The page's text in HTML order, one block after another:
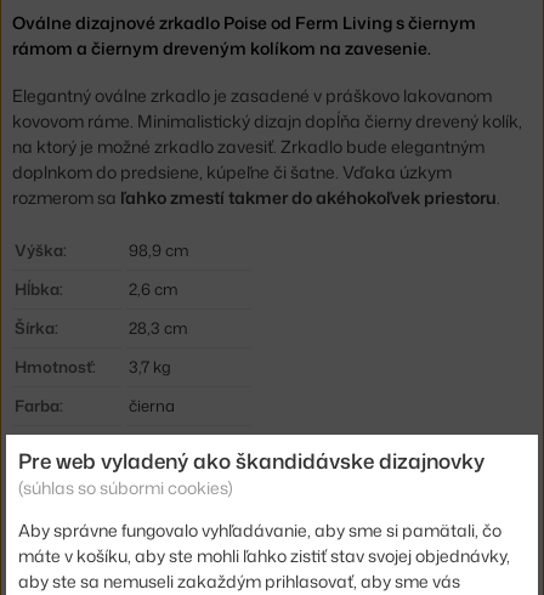
Oválne dizajnové zrkadlo Poise od Ferm Living s čiernym
rámom a čiernym dreveným kolíkom na zavesenie.
Elegantný oválne zrkadlo je zasadené v práškovo lakovanom
kovovom ráme. Minimalistický dizajn dopĺňa čierny drevený kolík,
na ktorý je možné zrkadlo zavesiť. Zrkadlo bude elegantným
doplnkom do predsiene, kúpeľne či šatne. Vďaka úzkym
rozmerom sa ľahko zmestí takmer do akéhokoľvek priestoru.
Výška:
98,9 cm
Hĺbka:
2,6 cm
Šírka:
28,3 cm
Hmotnosť:
3,7 kg
Farba:
čierna
Kód produktu FER-3375
EAN
5704723023883
Jste z Česka? Přejděte naZrcadlo Poise Oval
Pre web vyladený ako škandidávske dizajnovky
(súhlas so súbormi cookies)
Aby správne fungovalo vyhľadávanie, aby sme si pamätali, čo
máte v košíku, aby ste mohli ľahko zistiť stav svojej objednávky,
aby ste sa nemuseli zakaždým prihlasovať, aby sme vás